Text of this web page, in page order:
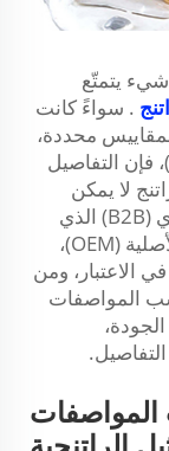
شيء يتمتّع
. سواءً كانت
محددة،
أم تماثيل ذات رؤوس تهتز (Bobblehead)، فإن التفاصيل
لا يمكن
محاكاته في مواد أخرى. وللمشتري التجاري (B2B) الذي
يطلب تماثيل راتنجية من شركة التصنيع الأصلية (OEM)،
الاعتبار، ومن
المواصفات